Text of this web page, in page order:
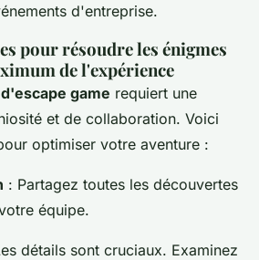
d'entreprise.
pour résoudre les énigmes
de l'expérience
game requiert une
et de collaboration. Voici
optimiser votre aventure :
: Partagez toutes les découvertes
équipe.
détails sont cruciaux. Examinez